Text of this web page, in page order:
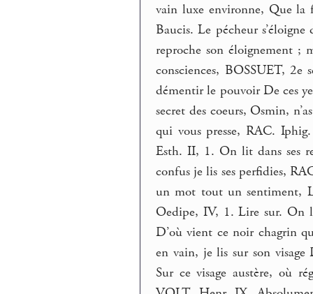
vain luxe environne, Que la
Baucis. Le pécheur
reproche son éloignement ;
consciences, BOSSUET, 2e
démentir le pouvoir De ces
secret des coeurs, Osmin,
qui vous presse, RAC.
Esth. II, 1. On lit dans ses
confus je lis ses perfidies,
un mot tout un sentiment,
Oedipe, IV, 1. Lire sur. On
D’où vient ce noir chagrin
en vain, je lis sur son
Sur ce visage austère, où